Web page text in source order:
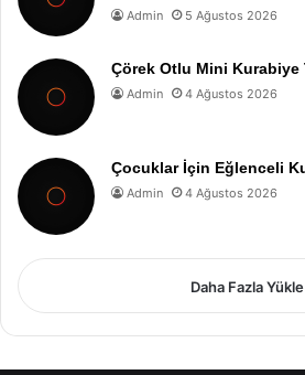
Admin 5 Ağustos 2026
Çörek Otlu Mini Kurabiye
Admin 4 Ağustos 2026
Çocuklar İçin Eğlenceli
Admin 4 Ağustos 2026
Daha Fazla Yükle